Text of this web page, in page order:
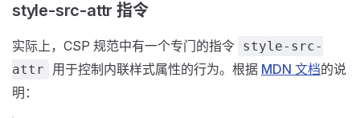
style-src-attr 指令
实际上，CSP 规范中有一个专门的指令 style-src-
attr
用于控制内联样式属性的行为。根据 MDN 文档的说
明：